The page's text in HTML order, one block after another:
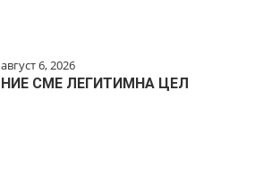
август 6, 2026
НИЕ СМЕ ЛЕГИТИМНА ЦЕЛ